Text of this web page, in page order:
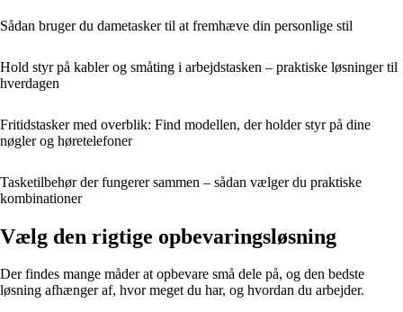
Sådan bruger du dametasker til at fremhæve din personlige stil
Hold styr på kabler og småting i arbejdstasken – praktiske løsninger til
hverdagen
Fritidstasker med overblik: Find modellen, der holder styr på dine
nøgler og høretelefoner
Tasketilbehør der fungerer sammen – sådan vælger du praktiske
kombinationer
Vælg den rigtige opbevaringsløsning
Der findes mange måder at opbevare små dele på, og den bedste
løsning afhænger af, hvor meget du har, og hvordan du arbejder.